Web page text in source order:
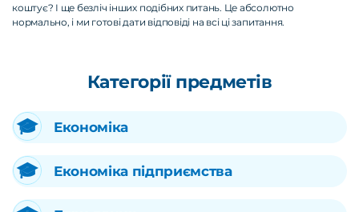
коштує? І ще безліч інших подібних питань. Це абсолютно
нормально, і ми готові дати відповіді на всі ці запитання.
Категорії предметів
Економіка
Економіка підприємства